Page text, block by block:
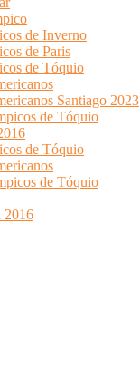
de Inverno
de Paris
de Tóquio
Santiago 2023
de Tóquio
de Tóquio
de Tóquio
2016